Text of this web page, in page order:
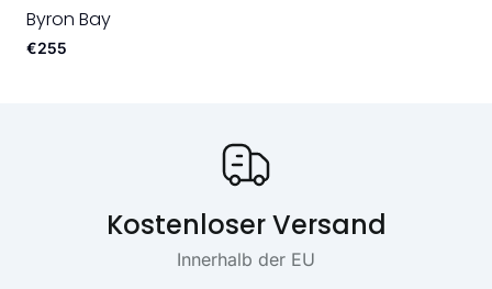
Byron Bay
€255
Kostenloser Versand
Innerhalb der EU